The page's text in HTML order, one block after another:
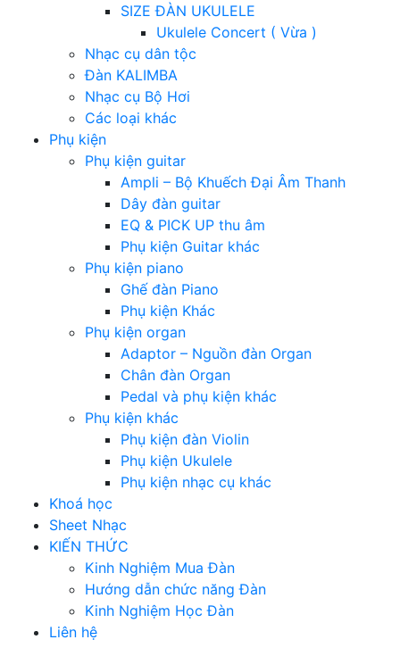
SIZE ĐÀN UKULELE
Ukulele Concert ( Vừa )
Nhạc cụ dân tộc
Đàn KALIMBA
Nhạc cụ Bộ Hơi
Các loại khác
Phụ kiện
Phụ kiện guitar
Ampli – Bộ Khuếch Đại Âm Thanh
Dây đàn guitar
EQ & PICK UP thu âm
Phụ kiện Guitar khác
Phụ kiện piano
Ghế đàn Piano
Phụ kiện Khác
Phụ kiện organ
Adaptor – Nguồn đàn Organ
Chân đàn Organ
Pedal và phụ kiện khác
Phụ kiện khác
Phụ kiện đàn Violin
Phụ kiện Ukulele
Phụ kiện nhạc cụ khác
Khoá học
Sheet Nhạc
KIẾN THỨC
Kinh Nghiệm Mua Đàn
Hướng dẫn chức năng Đàn
Kinh Nghiệm Học Đàn
Liên hệ